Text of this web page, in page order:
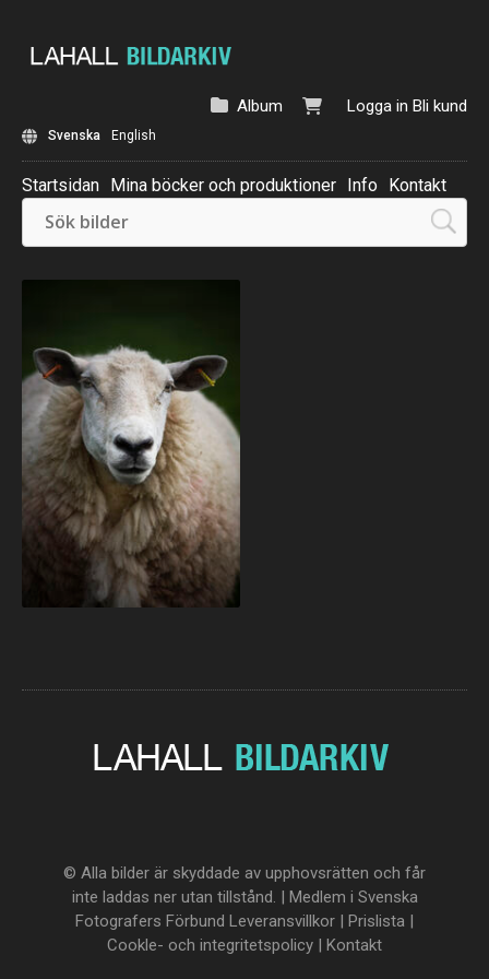
Logga in Bli kund
Album
Svenska English
Startsidan Mina böcker och produktioner Info Kontakt
Beställ: Kalender 2025
© Alla bilder är skyddade av upphovsrätten och får
inte laddas ner utan tillstånd. | Medlem i Svenska
Fotografers Förbund Leveransvillkor | Prislista |
Cookle- och integritetspolicy | Kontakt